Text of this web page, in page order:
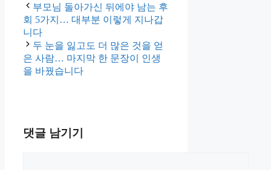
부모님 돌아가신 뒤에야 남는 후
회 5가지… 대부분 이렇게 지나갑
니다
두 눈을 잃고도 더 많은 것을 얻
은 사람… 마지막 한 문장이 인생
을 바꿨습니다
댓글 남기기